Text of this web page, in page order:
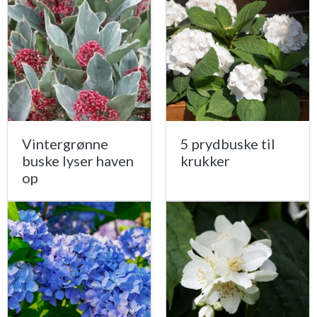
Vintergrønne
buske lyser haven
op
5 prydbuske til
krukker